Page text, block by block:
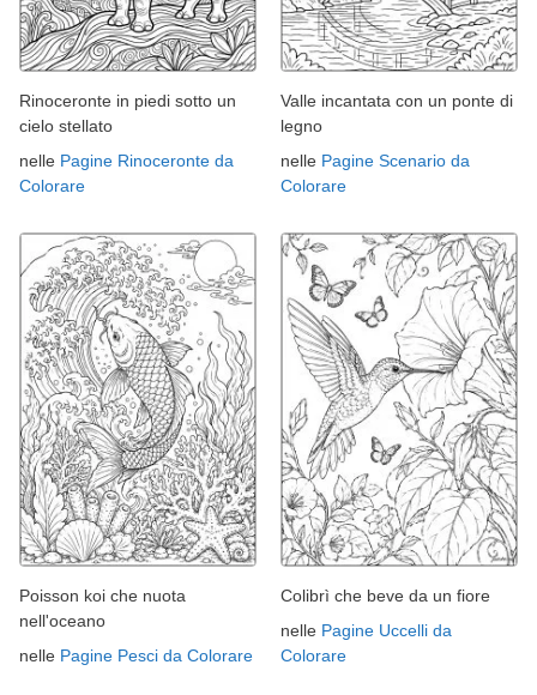
Rinoceronte in piedi sotto un
cielo stellato
nelle Pagine Rinoceronte da
Colorare
Valle incantata con un ponte di
legno
nelle Pagine Scenario da
Colorare
Poisson koi che nuota
nell'oceano
nelle Pagine Pesci da Colorare
Colibrì che beve da un fiore
nelle Pagine Uccelli da
Colorare